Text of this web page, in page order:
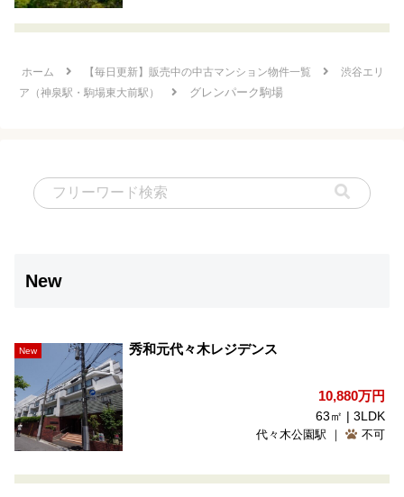
ホーム 【毎日更新】販売中の中古マンション物件一覧
渋谷エリ
ア（神泉駅・駒場東大前駅）
グレンパーク駒場
New
New 秀和元代々木レジデンス
10,880万円
63㎡ | 3LDK
代々木公園駅 ｜ 不可